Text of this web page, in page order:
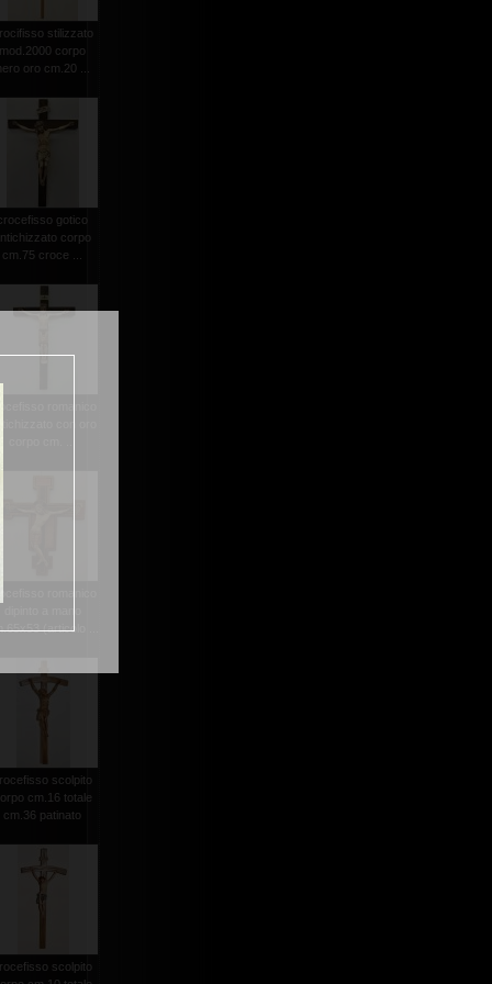
stilizzato
mod.2000 corpo
oro cm.20 ...
gotico
corpo
cm.75 croce ...
(articolo ...
scolpito
cm.16 totale
cm.36 patinato
scolpito